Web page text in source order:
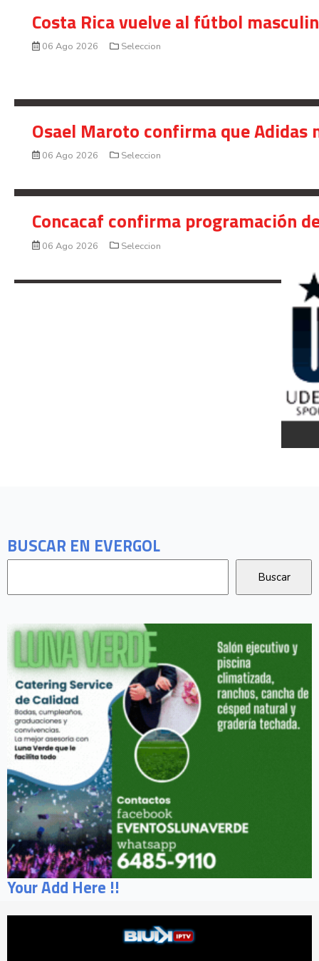
BUSCAR EN EVERGOL
Your Add Here !!
Costa Rica vuelve al fútbol
06 Ago 2026 Seleccion
Osael Maroto confirma que Adidas
06 Ago 2026 Seleccion
Concacaf confirma programación
06 Ago 2026 Seleccion